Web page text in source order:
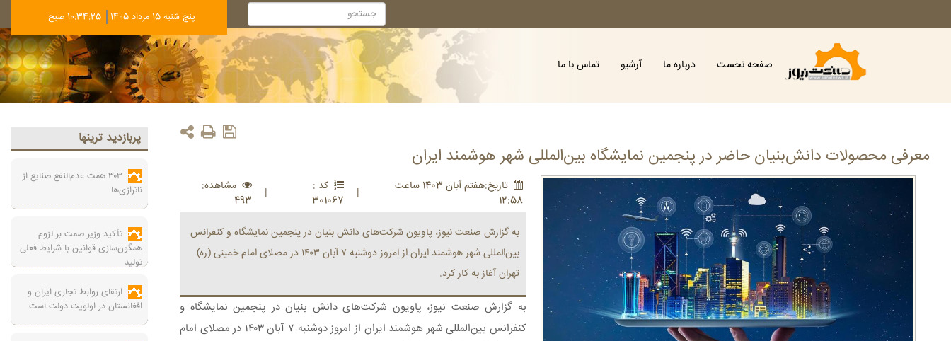
پنج شنبه 15 مرداد 1405 10:34:26 صبح
صفحه نخست درباره ما آرشیو تماس با ما
معرفی محصولات دانش‌بنیان حاضر در پنجمین نمایشگاه بین‌المللی شهر هوشمند ایران
تاريخ:هفتم آبان 1403 ساعت
12:58
|
کد :
301067
|
مشاهده:
493
به گزارش صنعت نیوز، پاویون شرکت‌های دانش بنیان در پنجمین نمایشگاه و کنفرانس
بین‌المللی شهر هوشمند ایران از امروز دوشنبه ۷ آبان ۱۴۰۳ در مصلای امام خمینی (ره)
تهران آغاز به کار کرد.
به گزارش صنعت نیوز، پاویون شرکت‌های دانش بنیان در پنجمین نمایشگاه و
کنفرانس بین‌المللی شهر هوشمند ایران از امروز دوشنبه ۷ آبان ۱۴۰۳ در مصلای امام
پربازديد ترينها
۳۰۳ همت عدم‌النفع صنایع از
ناترازی‌ها
تأکید وزیر صمت بر لزوم
همگون‌سازی قوانین با شرایط فعلی
تولید
ارتقای روابط تجاری ایران و
افغانستان در اولویت دولت است